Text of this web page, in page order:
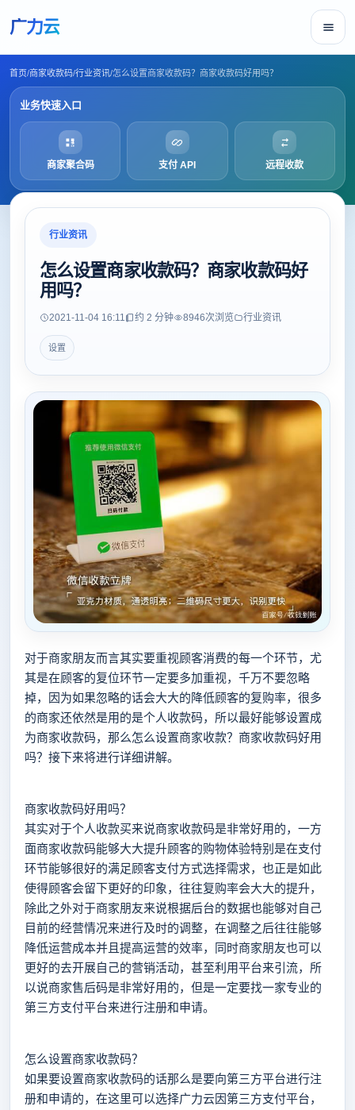
广力云
首页/商家收款码/行业资讯/怎么设置商家收款码？商家收款码好用吗？
业务快速入口
商家聚合码 支付 API 远程收款
行业资讯
怎么设置商家收款码？商家收款码好
用吗？
2021-11-04 16:11 约 2 分钟 8946次浏览 行业资讯
设置
对于商家朋友而言其实要重视顾客消费的每一个环节，尤
其是在顾客的复位环节一定要多加重视，千万不要忽略
掉，因为如果忽略的话会大大的降低顾客的复购率，很多
的商家还依然是用的是个人收款码，所以最好能够设置成
为商家收款码，那么怎么设置商家收款？商家收款码好用
吗？接下来将进行详细讲解。
商家收款码好用吗？
其实对于个人收款买来说商家收款码是非常好用的，一方
面商家收款码能够大大提升顾客的购物体验特别是在支付
环节能够很好的满足顾客支付方式选择需求，也正是如此
使得顾客会留下更好的印象，往往复购率会大大的提升，
除此之外对于商家朋友来说根据后台的数据也能够对自己
目前的经营情况来进行及时的调整，在调整之后往往能够
降低运营成本并且提高运营的效率，同时商家朋友也可以
更好的去开展自己的营销活动，甚至利用平台来引流，所
以说商家售后码是非常好用的，但是一定要找一家专业的
第三方支付平台来进行注册和申请。
怎么设置商家收款码？
如果要设置商家收款码的话那么是要向第三方平台进行注
册和申请的，在这里可以选择广力云因第三方支付平台，